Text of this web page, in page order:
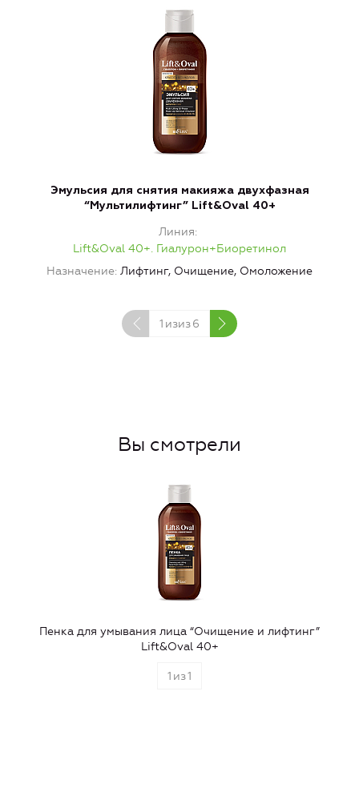
Эмульсия для снятия макияжа двухфазная
“Мультилифтинг” Lift&Oval 40+
Линия
Lift&Oval 40+. Гиалурон+Биоретинол
Назначение Лифтинг, Очищение, Омоложение
1 изиз6
Вы смотрели
Пенка для умывания лица “Очищение и лифтинг”
Lift&Oval 40+
1 из1